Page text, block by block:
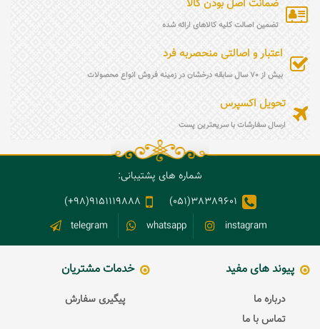
ضمانت اصل بودن کالا
تضمین اصالت کلیه کالاهای ارائه شده
اعتبار و اصالتی منحصربه فرد
بیش از 70 سال سابقه درخشان در زمینه فروش انواع محصولات
تحویل اکسپرس
ارسال سفارشات با سریعترین پست
شماره های پشتیبانی:
38389601(051)
9151119888(98+)
instagram
whatsapp
telegram
پیوند های مفید
درباره ما
تماس با ما
خدمات مشتریان
پیگیری سفارش